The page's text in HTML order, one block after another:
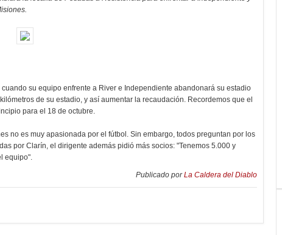
su equipo enfrente a River e Independiente abandonará su estadio
de su estadio, y así aumentar la recaudación. Recordemos que el
para el 18 de octubre.
no es muy apasionada por el fútbol. Sin embargo, todos preguntan por los
por Clarín, el dirigente además pidió más socios: "Tenemos 5.000 y
equipo".
Publicado porLa Caldera del Diablo